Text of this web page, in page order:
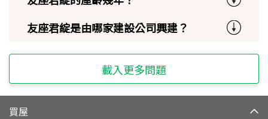
友座君綻是由哪家建設公司興建？
載入更多問題
買屋